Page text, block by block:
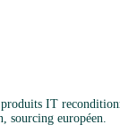
IT
sourcing européen.